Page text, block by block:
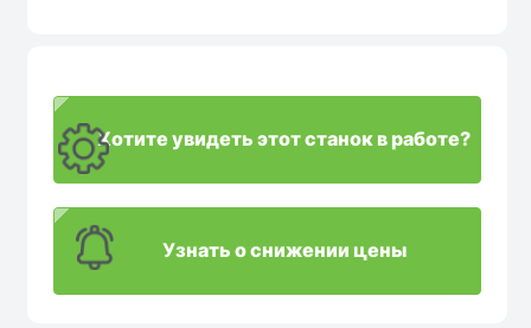
Хотите увидеть этот станок в работе?
Узнать о снижении цены